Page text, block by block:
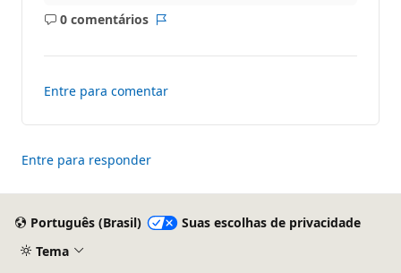
0 comentários
Sem
Entre para comentar
Entre para responder
Português (Brasil)
Suas escolhas de privacidade
Tema